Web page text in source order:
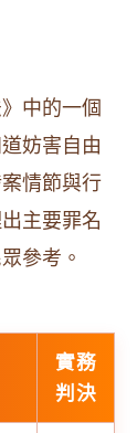
中的一個
妨害自由
情節與行
主要罪名
參考。
實務
判決